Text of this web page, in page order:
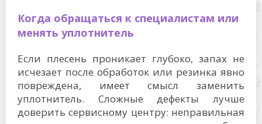
Когда обращаться к специалистам или
менять уплотнитель
Если плесень проникает глубоко, запах не
исчезает после обработок или резинка явно
повреждена, имеет смысл заменить
уплотнитель. Сложные дефекты лучше
доверить сервисному центру: неправильная